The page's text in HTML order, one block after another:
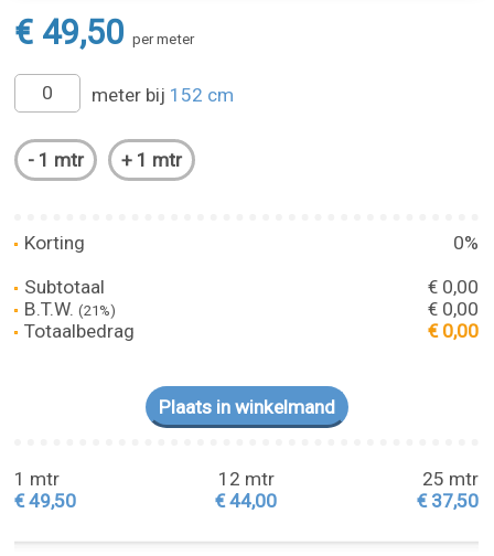
€ 49,50 per meter
meter bij 152 cm
Korting
0%
Subtotaal
€ 0,00
B.T.W.(21%)
€ 0,00
Totaalbedrag
€ 0,00
1 mtr
€ 49,50
12 mtr
€ 44,00
25 mtr
€ 37,50